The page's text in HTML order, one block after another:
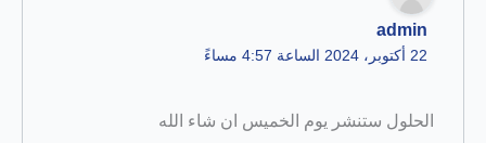
admin
22 أكتوبر، 2024 الساعة 4:57 مساءً
الحلول ستنشر يوم الخميس ان شاء الله